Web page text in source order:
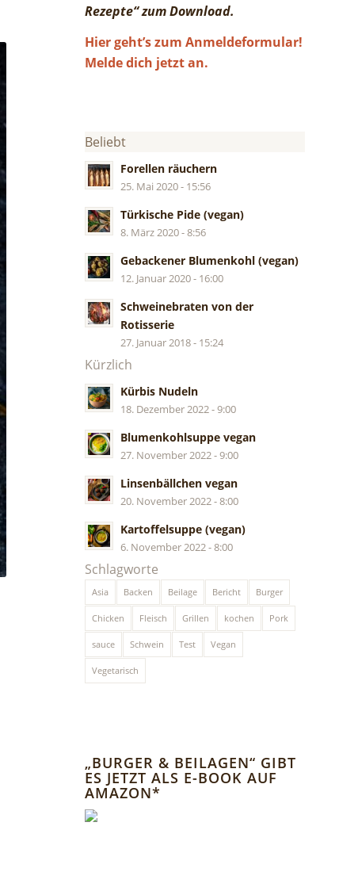
Rezepte“ zum Download.
Hier geht’s zum Anmeldeformular!
Melde dich jetzt an.
Beliebt
Forellen räuchern
25. Mai 2020 - 15:56
Türkische Pide (vegan)
8. März 2020 - 8:56
Gebackener Blumenkohl (vegan)
12. Januar 2020 - 16:00
Schweinebraten von der
Rotisserie
27. Januar 2018 - 15:24
Kürzlich
Kürbis Nudeln
18. Dezember 2022 - 9:00
Blumenkohlsuppe vegan
27. November 2022 - 9:00
Linsenbällchen vegan
20. November 2022 - 8:00
Kartoffelsuppe (vegan)
6. November 2022 - 8:00
Schlagworte
Asia Backen Beilage Bericht Burger
Chicken Fleisch Grillen kochen Pork
sauce Schwein Test Vegan
Vegetarisch
„BURGER & BEILAGEN“ GIBT
ES JETZT ALS E-BOOK AUF
AMAZON*